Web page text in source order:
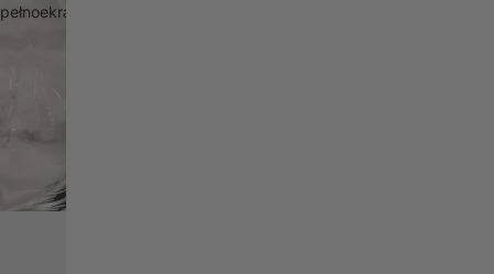
pełnoekranowym